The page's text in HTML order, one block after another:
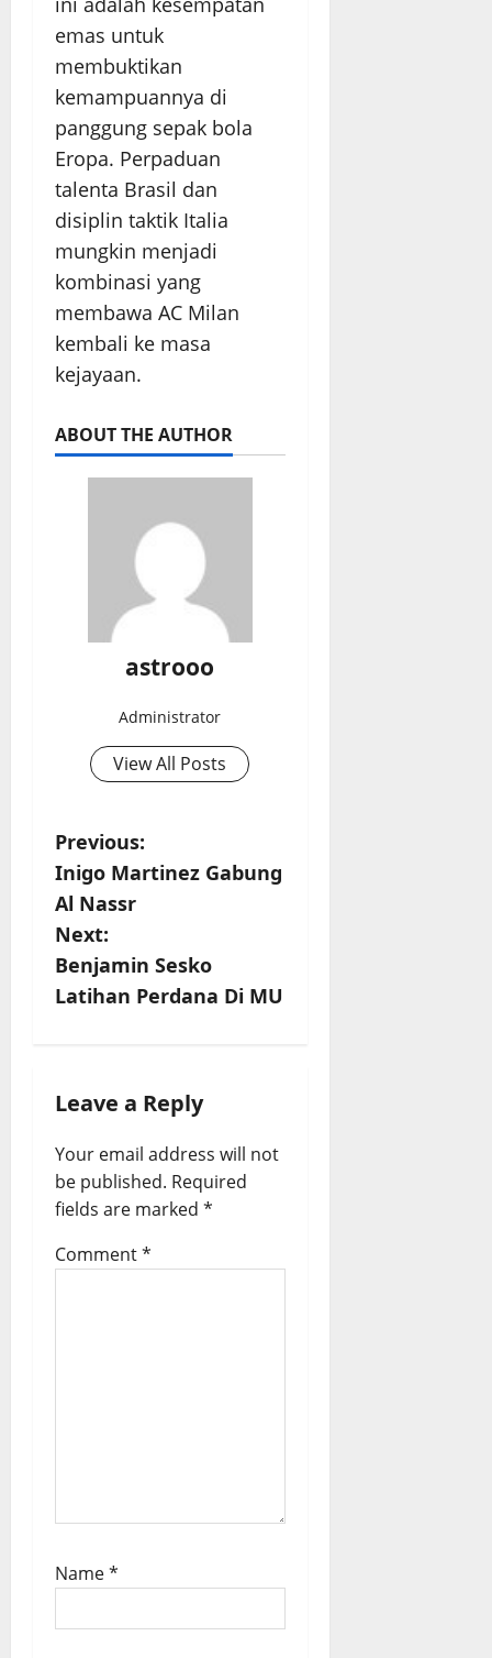
emas untuk
membuktikan
kemampuannya di
panggung sepak bola
Eropa. Perpaduan
talenta Brasil dan
disiplin taktik Italia
mungkin menjadi
kombinasi yang
membawa AC Milan
kembali ke masa
kejayaan.
ABOUT THE AUTHOR
astrooo
Administrator
View All Posts
P
o
s
t
n
v
g
a
t
Previous:
Inigo Martinez Gabung
Al Nassr
Next:
Benjamin Sesko
Latihan Perdana Di MU
Leave a Reply
Your email address will not
be published. Required
fields are marked *
Comment*
Name*